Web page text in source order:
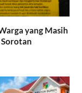
yang Masih